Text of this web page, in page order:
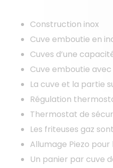
Construction inox
Cuve emboutie en
Cuves d’une
Cuve emboutie
La cuve et la partie
Régulation
Thermostat de
Les friteuses gaz
Allumage Piezo
Un panier par cuve